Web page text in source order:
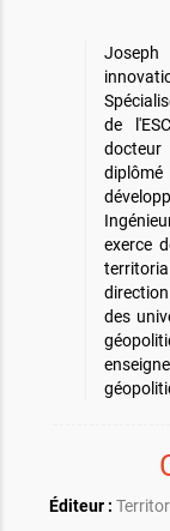
Joseph
de
docteur
exerce
des
Éditeur :